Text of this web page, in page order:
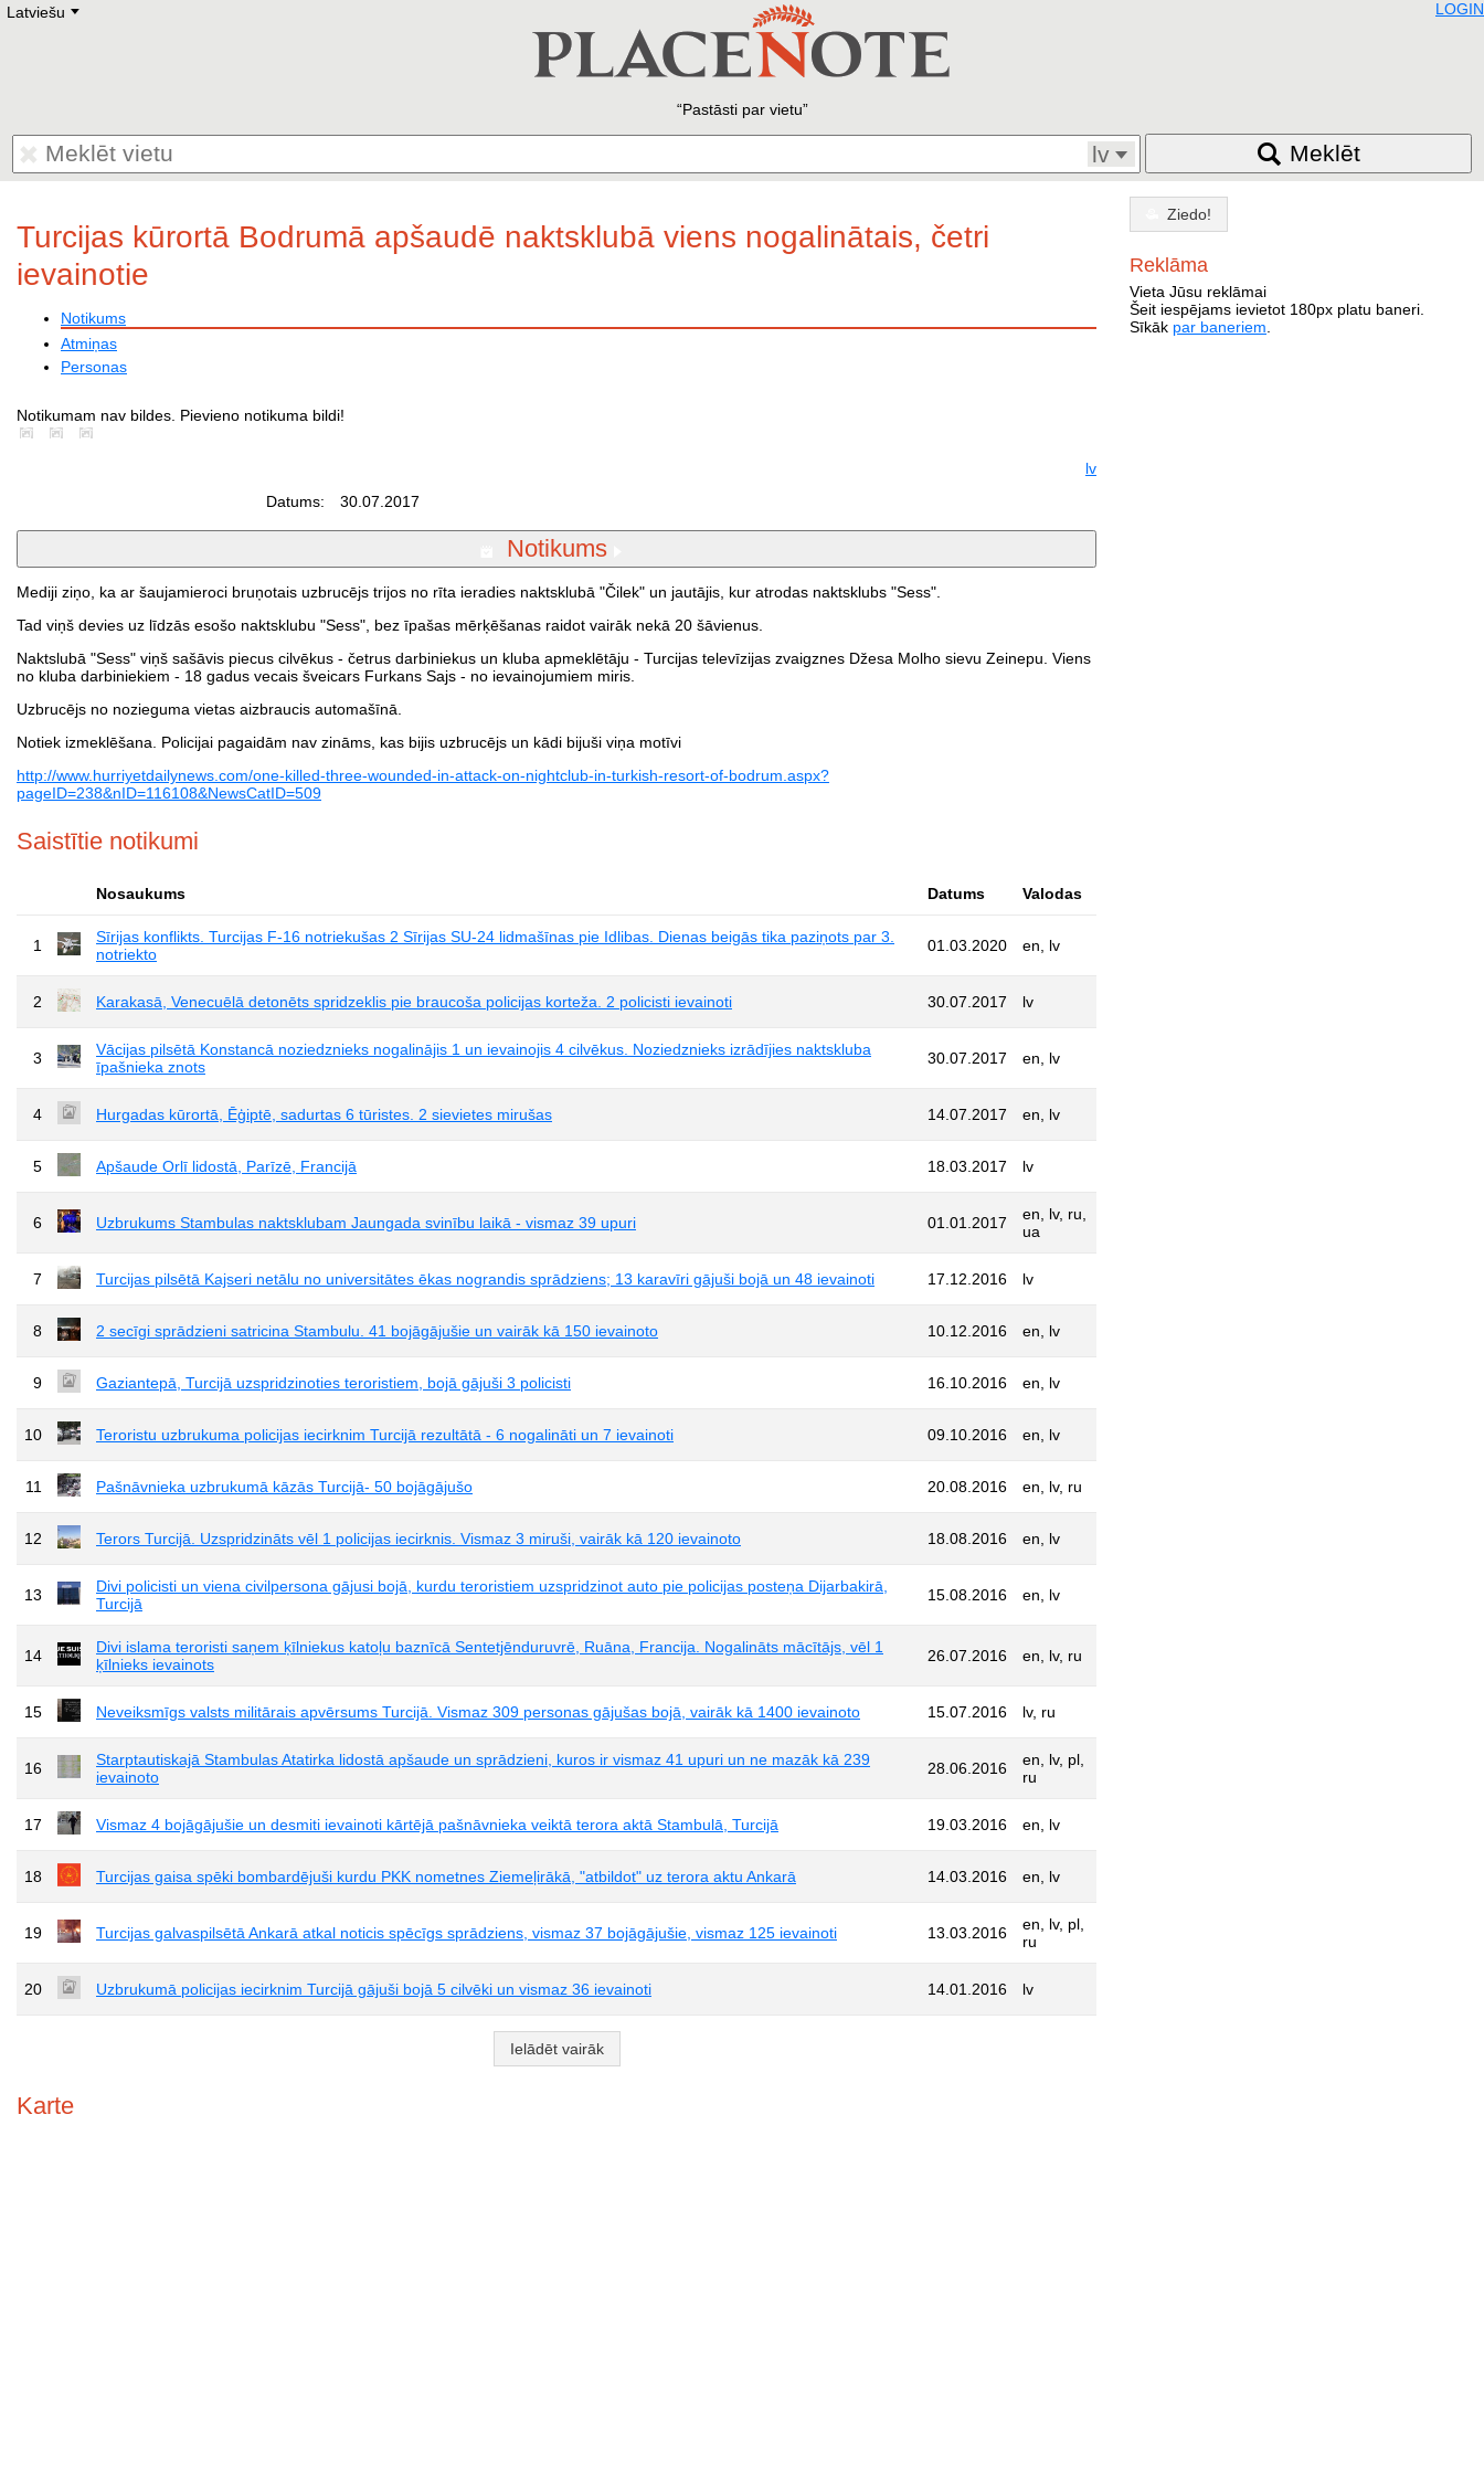
Latviešu E
Deutsch
Polski
Hebrew
LOGIN
Pastāsti par vietu
lv Meklēt
Turcijas kūrortā Bodrumā apšaudē naktsklubā viens nogalinātais, četri
ievainotie
Notikums
Atmiņas
Personas
Notikumam nav bildes. Pievieno notikuma bildi!
lv
Datums:
30.07.2017
Notikums
Mediji ziņo, ka ar šaujamieroci bruņotais uzbrucējs trijos no rīta ieradies naktsklubā "Čilek" un jautājis, kur atrodas naktsklubs "Sess".
Tad viņš devies uz līdzās esošo naktsklubu "Sess", bez īpašas mērķēšanas raidot vairāk nekā 20 šāvienus.
Naktslubā "Sess" viņš sašāvis piecus cilvēkus - četrus darbiniekus un kluba apmeklētāju - Turcijas televīzijas zvaigznes Džesa Molho sievu Zeinepu. Viens
no kluba darbiniekiem - 18 gadus vecais šveicars Furkans Sajs - no ievainojumiem miris.
Uzbrucējs no nozieguma vietas aizbraucis automašīnā.
Notiek izmeklēšana. Policijai pagaidām nav zināms, kas bijis uzbrucējs un kādi bijuši viņa motīvi
http://www.hurriyetdailynews.com/one-killed-three-wounded-in-attack-on-nightclub-in-turkish-resort-of-bodrum.aspx?
pageID=238&nID=116108&NewsCatID=509
Saistītie notikumi
Nosaukums Datums Valodas
1
Sīrijas konflikts. Turcijas F-16 notriekušas 2 Sīrijas SU-24 lidmašīnas pie Idlibas. Dienas beigās tika paziņots par 3.
notriekto
01.03.2020 en, lv
2 Karakasā, Venecuēlā detonēts spridzeklis pie braucoša policijas korteža. 2 policisti ievainoti 30.07.2017 lv
3
Vācijas pilsētā Konstancā noziedznieks nogalinājis 1 un ievainojis 4 cilvēkus. Noziedznieks izrādījies naktskluba
īpašnieka znots
30.07.2017 en, lv
4 Hurgadas kūrortā, Ēģiptē, sadurtas 6 tūristes. 2 sievietes mirušas 14.07.2017 en, lv
5 Apšaude Orlī lidostā, Parīzē, Francijā 18.03.2017 lv
6 Uzbrukums Stambulas naktsklubam Jaungada svinību laikā - vismaz 39 upuri 01.01.2017
en, lv, ru,
ua
7 Turcijas pilsētā Kajseri netālu no universitātes ēkas nograndis sprādziens; 13 karavīri gājuši bojā un 48 ievainoti 17.12.2016 lv
8 2 secīgi sprādzieni satricina Stambulu. 41 bojāgājušie un vairāk kā 150 ievainoto 10.12.2016 en, lv
9 Gaziantepā, Turcijā uzspridzinoties teroristiem, bojā gājuši 3 policisti 16.10.2016 en, lv
10 Teroristu uzbrukuma policijas iecirknim Turcijā rezultātā - 6 nogalināti un 7 ievainoti 09.10.2016 en, lv
11 Pašnāvnieka uzbrukumā kāzās Turcijā- 50 bojāgājušo 20.08.2016 en, lv, ru
12 Terors Turcijā. Uzspridzināts vēl 1 policijas iecirknis. Vismaz 3 miruši, vairāk kā 120 ievainoto 18.08.2016 en, lv
13
Divi policisti un viena civilpersona gājusi bojā, kurdu teroristiem uzspridzinot auto pie policijas posteņa Dijarbakirā,
Turcijā
15.08.2016 en, lv
14
Divi islama teroristi saņem ķīlniekus katoļu baznīcā Sentetjēnduruvrē, Ruāna, Francija. Nogalināts mācītājs, vēl 1
ķīlnieks ievainots
26.07.2016 en, lv, ru
15 Neveiksmīgs valsts militārais apvērsums Turcijā. Vismaz 309 personas gājušas bojā, vairāk kā 1400 ievainoto 15.07.2016 lv, ru
16
Starptautiskajā Stambulas Atatirka lidostā apšaude un sprādzieni, kuros ir vismaz 41 upuri un ne mazāk kā 239
ievainoto
28.06.2016
en, lv, pl,
ru
17 Vismaz 4 bojāgājušie un desmiti ievainoti kārtējā pašnāvnieka veiktā terora aktā Stambulā, Turcijā 19.03.2016 en, lv
18 Turcijas gaisa spēki bombardējuši kurdu PKK nometnes Ziemeļirākā, "atbildot" uz terora aktu Ankarā 14.03.2016 en, lv
19 Turcijas galvaspilsētā Ankarā atkal noticis spēcīgs sprādziens, vismaz 37 bojāgājušie, vismaz 125 ievainoti 13.03.2016
en, lv, pl,
ru
20 Uzbrukumā policijas iecirknim Turcijā gājuši bojā 5 cilvēki un vismaz 36 ievainoti 14.01.2016 lv
Ielādēt vairāk
Karte
Ziedo!
Reklāma
Vieta Jūsu reklāmai
Šeit iespējams ievietot 180px platu baneri.
Sīkāk par baneriem